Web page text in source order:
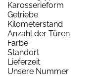
Karosserieform
Getriebe
Kilometerstand
Anzahl der Türen
Farbe
Standort
Lieferzeit
Unsere Nummer